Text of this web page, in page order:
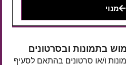
מנוי
בתמונות ובסרטונים
ו/או סרטונים בהתאם לסעיף